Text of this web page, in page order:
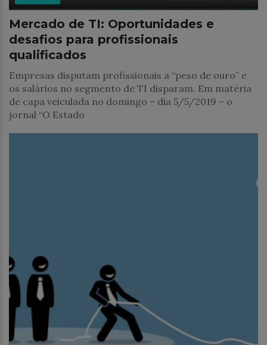
Mercado de TI: Oportunidades e
desafios para profissionais
qualificados
Empresas disputam profissionais a “peso de ouro” e
os salários no segmento de TI disparam. Em matéria
de capa veiculada no domingo – dia 5/5/2019 – o
jornal “O Estado